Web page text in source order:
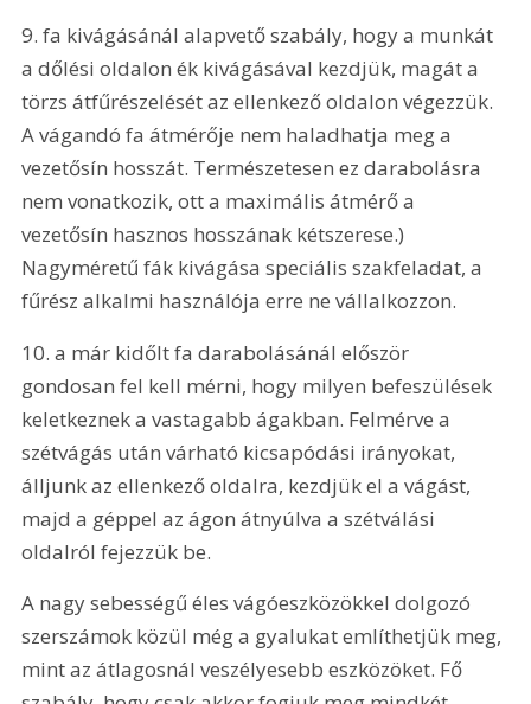
9. fa kivágásánál alapvető szabály, hogy a munkát
a dőlési oldalon ék kivágásával kezdjük, magát a
törzs átfűrészelését az ellenkező oldalon végezzük.
A vágandó fa átmérője nem haladhatja meg a
vezetősín hosszát. Természetesen ez darabolásra
nem vonatkozik, ott a maximális átmérő a
vezetősín hasznos hosszának kétszerese.)
Nagyméretű fák kivágása speciális szakfeladat, a
fűrész alkalmi használója erre ne vállalkozzon.
10. a már kidőlt fa darabolásánál először
gondosan fel kell mérni, hogy milyen befeszülések
keletkeznek a vastagabb ágakban. Felmérve a
szétvágás után várható kicsapódási irányokat,
álljunk az ellenkező oldalra, kezdjük el a vágást,
majd a géppel az ágon átnyúlva a szétválási
oldalról fejezzük be.
A nagy sebességű éles vágóeszközökkel dolgozó
szerszámok közül még a gyalukat említhetjük meg,
mint az átlagosnál veszélyesebb eszközöket. Fő